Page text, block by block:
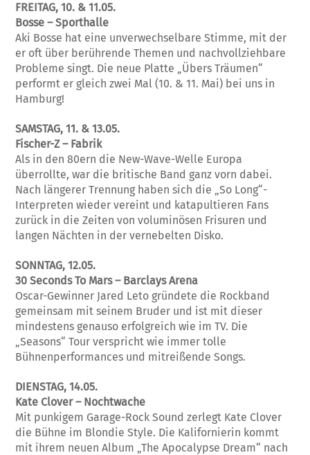
FREITAG, 10. & 11.05.
Bosse – Sporthalle
Aki Bosse hat eine unverwechselbare Stimme, mit der
er oft über berührende Themen und nachvollziehbare
Probleme singt. Die neue Platte „Übers Träumen“
performt er gleich zwei Mal (10. & 11. Mai) bei uns in
Hamburg!
SAMSTAG, 11. & 13.05.
Fischer-Z – Fabrik
Als in den 80ern die New-Wave-Welle Europa
überrollte, war die britische Band ganz vorn dabei.
Nach längerer Trennung haben sich die „So Long“-
Interpreten wieder vereint und katapultieren Fans
zurück in die Zeiten von voluminösen Frisuren und
langen Nächten in der vernebelten Disko.
SONNTAG, 12.05.
30 Seconds To Mars – Barclays Arena
Oscar-Gewinner Jared Leto gründete die Rockband
gemeinsam mit seinem Bruder und ist mit dieser
mindestens genauso erfolgreich wie im TV. Die
„Seasons“ Tour verspricht wie immer tolle
Bühnenperformances und mitreißende Songs.
DIENSTAG, 14.05.
Kate Clover – Nochtwache
Mit punkigem Garage-Rock Sound zerlegt Kate Clover
die Bühne im Blondie Style. Die Kalifornierin kommt
mit ihrem neuen Album „The Apocalypse Dream“ nach